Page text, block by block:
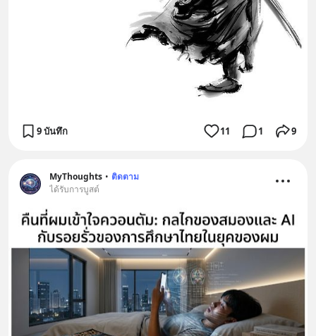
9 บันทึก 11 1 9
MyThoughts • ติดตาม
ได้รับการบูสต์